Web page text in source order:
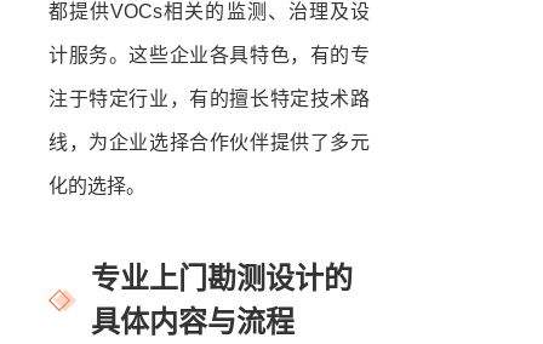
都提供VOCs相关的监测、治理及设
计服务。这些企业各具特色，有的专
注于特定行业，有的擅长特定技术路
线，为企业选择合作伙伴提供了多元
化的选择。
专业上门勘测设计的
具体内容与流程